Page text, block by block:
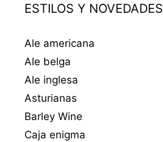
ESTILOS Y NOVEDADES
Ale americana
Ale belga
Ale inglesa
Asturianas
Barley Wine
Caja enigma